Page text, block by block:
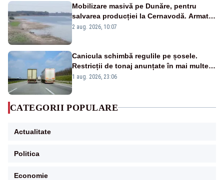
Mobilizare masivă pe Dunăre, pentru
salvarea producției la Cernavodă. Armata
va detona o stâncă și va devia apa
2 aug. 2026, 10:07
Canicula schimbă regulile pe șosele.
Restricții de tonaj anunțate în mai multe
județe
1 aug. 2026, 23:06
CATEGORII POPULARE
Actualitate
Politica
Economie